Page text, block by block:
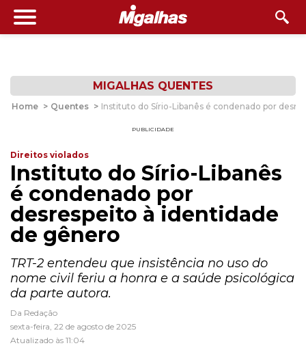
MIGALHAS QUENTES
Home > Quentes > Instituto do Sírio-Libanês é condenado por
PUBLICIDADE
Direitos violados
Instituto do Sírio-Libanês
é condenado por
desrespeito à identidade
de gênero
TRT-2 entendeu que insistência no uso do
nome civil feriu a honra e a saúde psicológica
da parte autora.
Da Redação
sexta-feira, 22 de agosto de 2025
Atualizado às 11:04